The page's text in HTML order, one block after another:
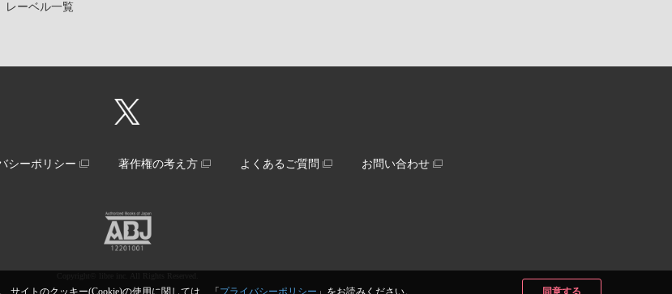
サイトのクッキー(Cookie)の使用に関しては、「 プライバシーポリシー 」をお読みください。 同意する
レーベル一覧
シーポリシー 著作権の考え方 よくあるご質問 お問い合わせ